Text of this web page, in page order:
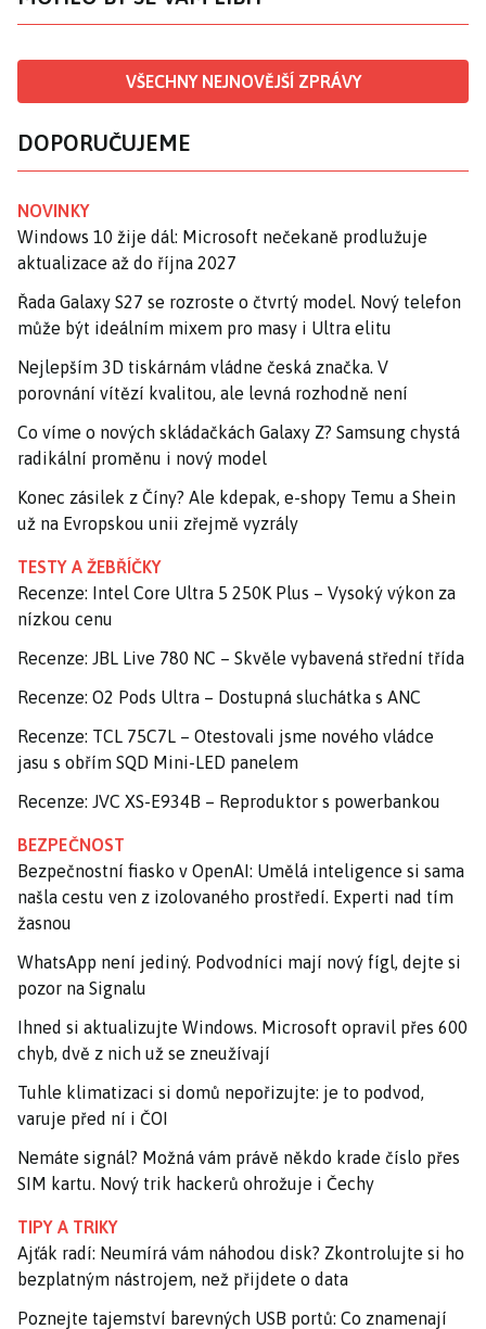
VŠECHNY NEJNOVĚJŠÍ ZPRÁVY
DOPORUČUJEME
NOVINKY
Windows 10 žije dál: Microsoft nečekaně prodlužuje
aktualizace až do října 2027
Řada Galaxy S27 se rozroste o čtvrtý model. Nový telefon
může být ideálním mixem pro masy i Ultra elitu
Nejlepším 3D tiskárnám vládne česká značka. V
porovnání vítězí kvalitou, ale levná rozhodně není
Co víme o nových skládačkách Galaxy Z? Samsung chystá
radikální proměnu i nový model
Konec zásilek z Číny? Ale kdepak, e-shopy Temu a Shein
už na Evropskou unii zřejmě vyzrály
TESTY A ŽEBŘÍČKY
Recenze: Intel Core Ultra 5 250K Plus – Vysoký výkon za
nízkou cenu
Recenze: JBL Live 780 NC – Skvěle vybavená střední třída
Recenze: O2 Pods Ultra – Dostupná sluchátka s ANC
Recenze: TCL 75C7L – Otestovali jsme nového vládce
jasu s obřím SQD Mini-LED panelem
Recenze: JVC XS-E934B – Reproduktor s powerbankou
BEZPEČNOST
Bezpečnostní fiasko v OpenAI: Umělá inteligence si sama
našla cestu ven z izolovaného prostředí. Experti nad tím
žasnou
WhatsApp není jediný. Podvodníci mají nový fígl, dejte si
pozor na Signalu
Ihned si aktualizujte Windows. Microsoft opravil přes 600
chyb, dvě z nich už se zneužívají
Tuhle klimatizaci si domů nepořizujte: je to podvod,
varuje před ní i ČOI
Nemáte signál? Možná vám právě někdo krade číslo přes
SIM kartu. Nový trik hackerů ohrožuje i Čechy
TIPY A TRIKY
Ajťák radí: Neumírá vám náhodou disk? Zkontrolujte si ho
bezplatným nástrojem, než přijdete o data
Poznejte tajemství barevných USB portů: Co znamenají